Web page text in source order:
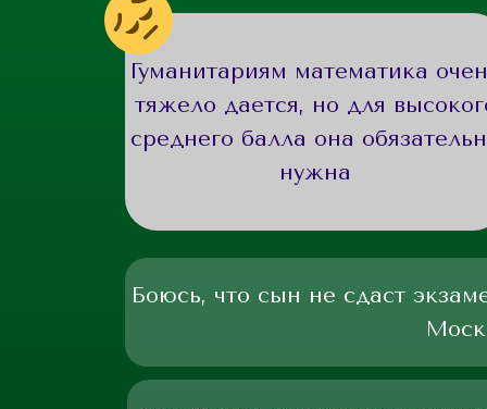
Гуманитариям математика
тяжело дается, но для
среднего балла она
нужна
Боюсь, что сын не сдаст